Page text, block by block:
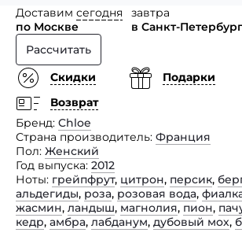
Доставим сегодня
по Москве
завтра
в Санкт-Петербург
Рассчитать
Скидки
Подарки
Возврат
Бренд Chloe
Страна производитель Франция
Пол Женский
Год выпуска 2012
Ноты грейпфрут, цитрон, персик,
альдегиды, роза, розовая вода,
жасмин, ландыш, магнолия, пион,
кедр, амбра, лабданум, дубовый мох,